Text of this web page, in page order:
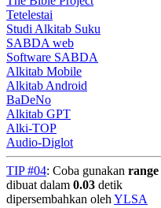
Tetelestai
Studi Alkitab Suku
SABDA web
Software SABDA
Alkitab Mobile
Alkitab Android
BaDeNo
Alkitab GPT
Alki-TOP
Audio-Diglot
TIP #04: Coba gunakan range
dibuat dalam 0.03 detik
dipersembahkan oleh YLSA